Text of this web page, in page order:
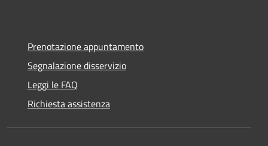
Prenotazione appuntamento
Segnalazione disservizio
Leggi le FAQ
Richiesta assistenza